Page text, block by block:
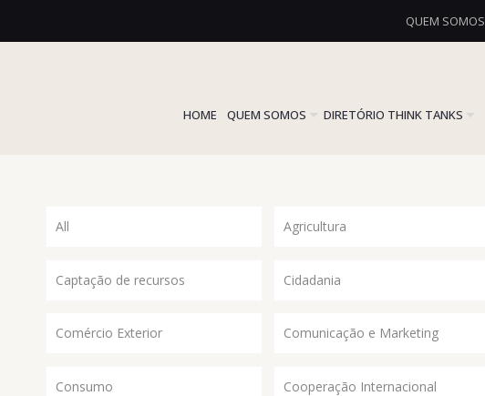
QUEM SOMOS
HOME QUEM SOMOS DIRETÓRIO THINK TANKS
All Agricultura
Captação de recursos Cidadania
Comércio Exterior Comunicação e Marketing
Consumo Cooperação Internacional